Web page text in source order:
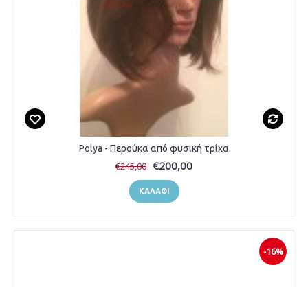
Polya - Περούκα από φυσική τρίχα
€245,00 €200,00
ΚΑΛΆΘΙ
-16%